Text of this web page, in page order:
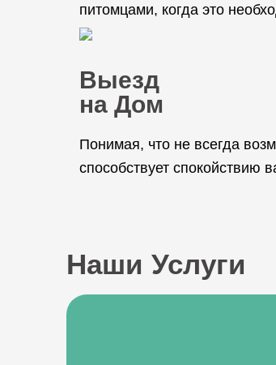
питомцами, когда это
Выезд
на Дом
Понимая, что не всегда
способствует спокойствию
Наши Услуги